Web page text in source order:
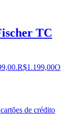
TC
R$1.199,00O
de crédito